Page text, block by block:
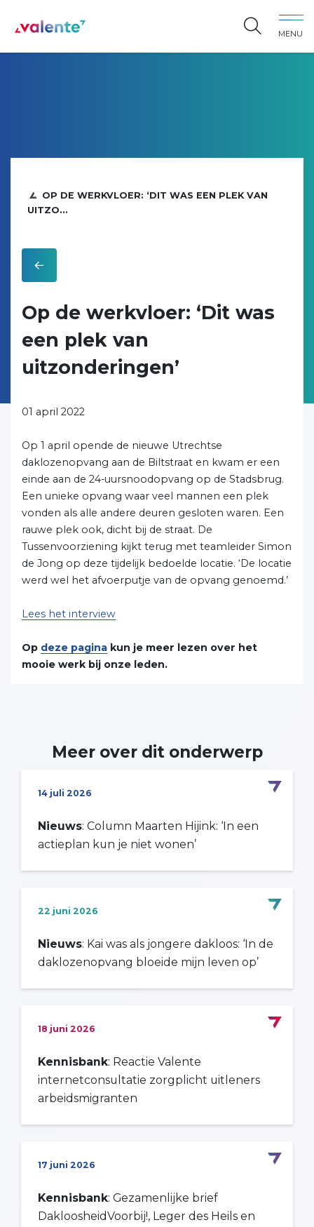
MENU
OP DE WERKVLOER: ‘DIT WAS EEN PLEK VAN
UITZO...
Op de werkvloer: ‘Dit was
een plek van
uitzonderingen’
01 april 2022
Op 1 april opende de nieuwe Utrechtse
daklozenopvang aan de Biltstraat en kwam er een
einde aan de 24-uursnoodopvang op de Stadsbrug.
Een unieke opvang waar veel mannen een plek
vonden als alle andere deuren gesloten waren. Een
rauwe plek ook, dicht bij de straat. De
Tussenvoorziening kijkt terug met teamleider Simon
de Jong op deze tijdelijk bedoelde locatie. ‘De locatie
werd wel het afvoerputje van de opvang genoemd.’
Lees het interview
Op deze pagina kun je meer lezen over het
mooie werk bij onze leden.
Meer over dit onderwerp
14 juli 2026
Nieuws: Column Maarten Hijink: ‘In een
actieplan kun je niet wonen’
22 juni 2026
Nieuws: Kai was als jongere dakloos: ‘In de
daklozenopvang bloeide mijn leven op’
18 juni 2026
Kennisbank: Reactie Valente
internetconsultatie zorgplicht uitleners
arbeidsmigranten
17 juni 2026
Kennisbank: Gezamenlijke brief
DakloosheidVoorbij!, Leger des Heils en